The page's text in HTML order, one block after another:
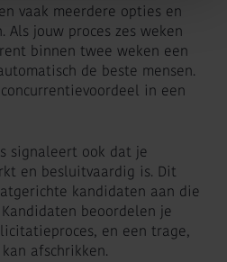
vaak meerdere opties en
Als jouw proces zes weken
binnen twee weken een
de beste mensen.
in een
signaleert ook dat je
en besluitvaardig is. Dit
kandidaten aan die
beoordelen je
en een trage,
afschrikken.